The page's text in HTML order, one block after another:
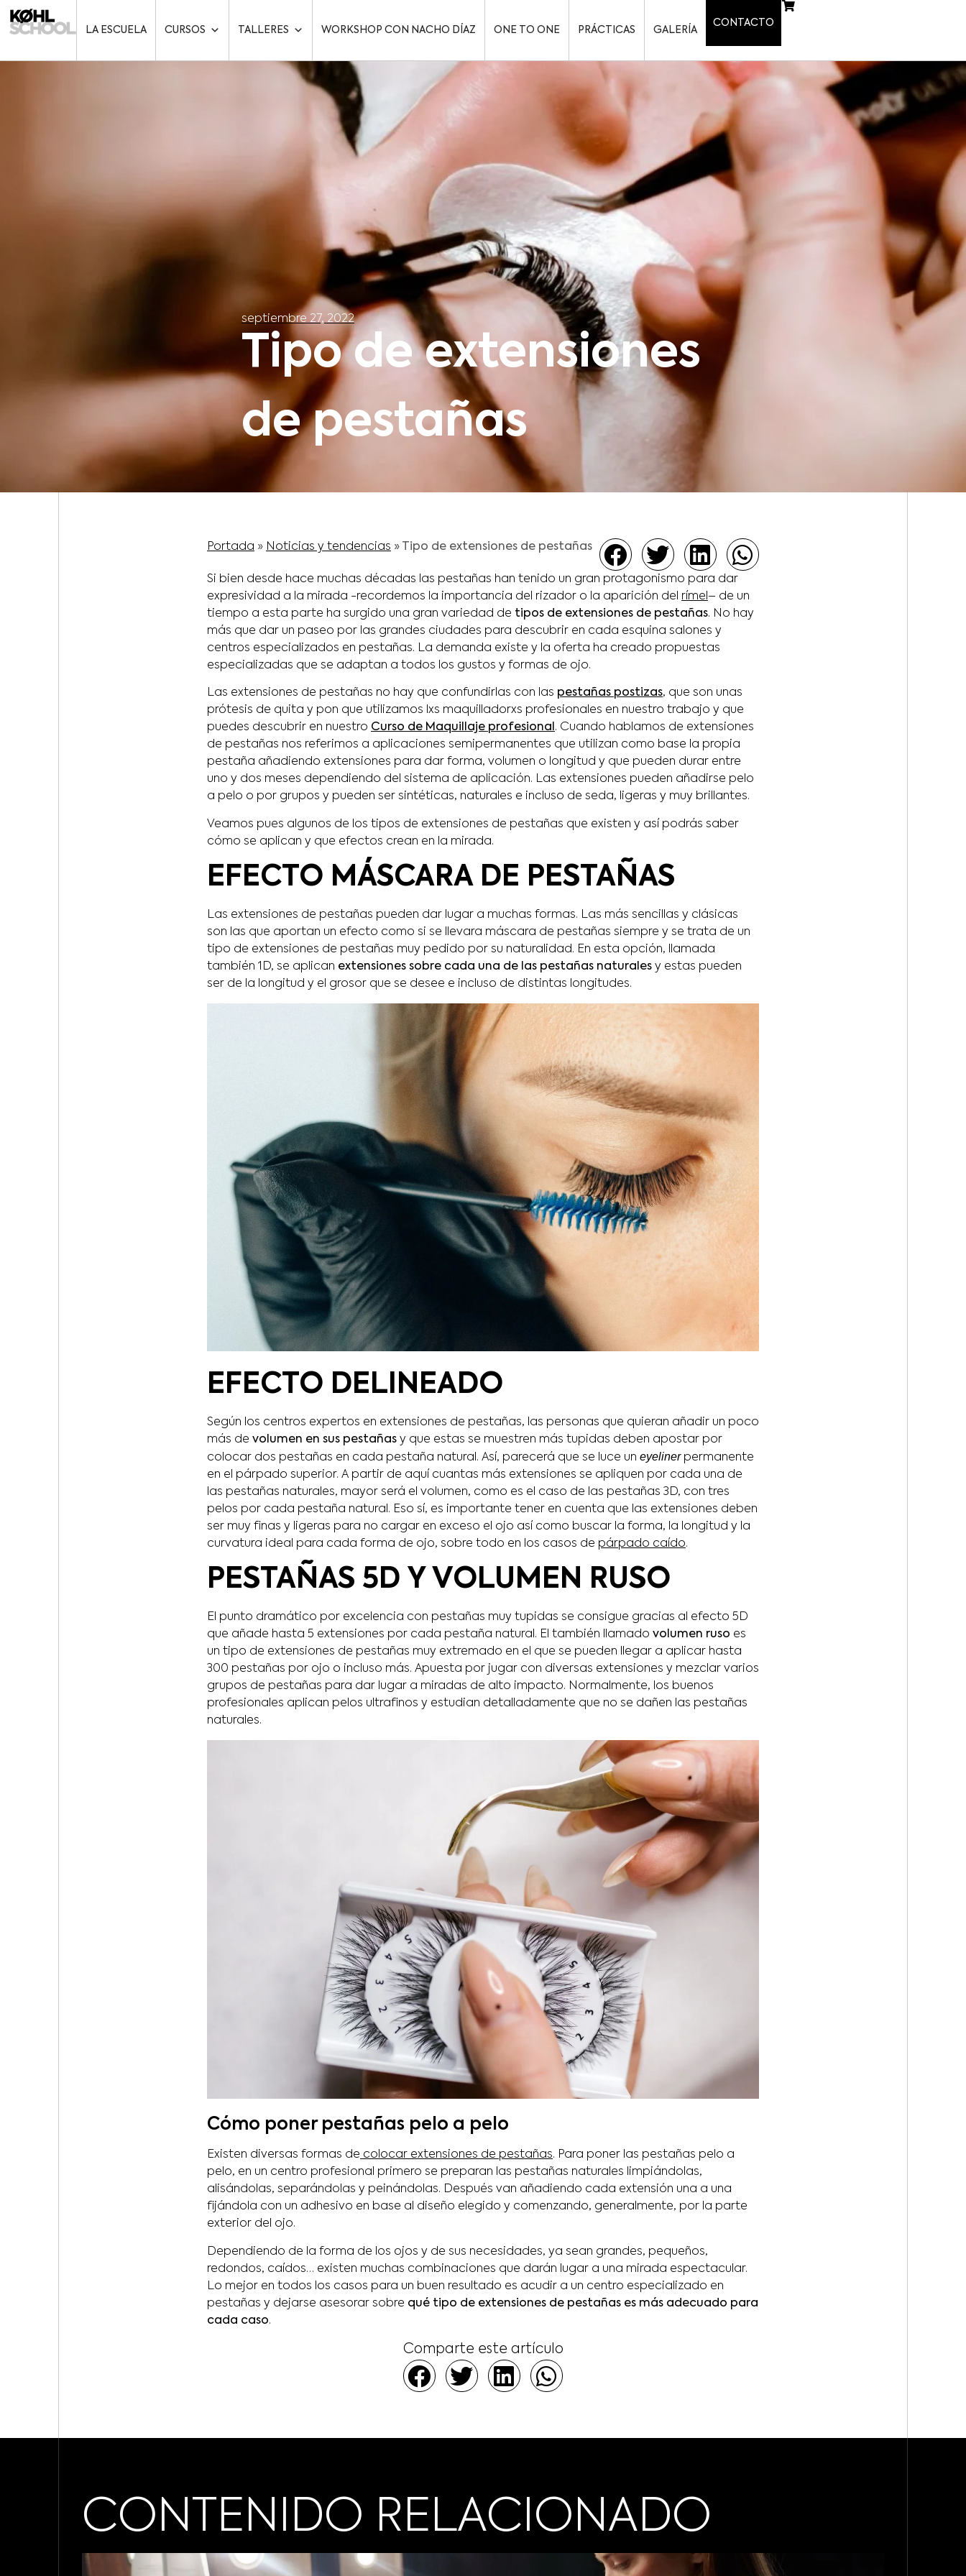
LA ESCUELA CURSOS TALLERES WORKSHOP CON NACHO DÍAZ ONE TO ONE PRÁCTICAS GALERÍA
CONTACTO
septiembre 27, 2022
Tipo de extensiones
de pestañas
Portada » Noticias y tendencias » Tipo de extensiones de pestañas
Si bien desde hace muchas décadas las pestañas han tenido un gran protagonismo para dar
expresividad a la mirada -recordemos la importancia del rizador o la aparición del rímel – de un
tiempo a esta parte ha surgido una gran variedad de tipos de extensiones de pestañas. No hay
más que dar un paseo por las grandes ciudades para descubrir en cada esquina salones y
centros especializados en pestañas. La demanda existe y la oferta ha creado propuestas
especializadas que se adaptan a todos los gustos y formas de ojo.
Las extensiones de pestañas no hay que confundirlas con las pestañas postizas, que son unas
prótesis de quita y pon que utilizamos lxs maquilladorxs profesionales en nuestro trabajo y que
puedes descubrir en nuestro Curso de Maquillaje profesional. Cuando hablamos de extensiones
de pestañas nos referimos a aplicaciones semipermanentes que utilizan como base la propia
pestaña añadiendo extensiones para dar forma, volumen o longitud y que pueden durar entre
uno y dos meses dependiendo del sistema de aplicación. Las extensiones pueden añadirse pelo
a pelo o por grupos y pueden ser sintéticas, naturales e incluso de seda, ligeras y muy brillantes.
Veamos pues algunos de los tipos de extensiones de pestañas que existen y así podrás saber
cómo se aplican y que efectos crean en la mirada.
EFECTO MÁSCARA DE PESTAÑAS
Las extensiones de pestañas pueden dar lugar a muchas formas. Las más sencillas y clásicas
son las que aportan un efecto como si se llevara máscara de pestañas siempre y se trata de un
tipo de extensiones de pestañas muy pedido por su naturalidad. En esta opción, llamada
también 1D, se aplican extensiones sobre cada una de las pestañas naturales y estas pueden
ser de la longitud y el grosor que se desee e incluso de distintas longitudes.
EFECTO DELINEADO
Según los centros expertos en extensiones de pestañas, las personas que quieran añadir un poco
más de volumen en sus pestañas y que estas se muestren más tupidas deben apostar por
colocar dos pestañas en cada pestaña natural. Así, parecerá que se luce un eyeliner permanente
en el párpado superior. A partir de aquí cuantas más extensiones se apliquen por cada una de
las pestañas naturales, mayor será el volumen, como es el caso de las pestañas 3D, con tres
pelos por cada pestaña natural. Eso sí, es importante tener en cuenta que las extensiones deben
ser muy finas y ligeras para no cargar en exceso el ojo así como buscar la forma, la longitud y la
curvatura ideal para cada forma de ojo, sobre todo en los casos de párpado caído.
PESTAÑAS 5D Y VOLUMEN RUSO
El punto dramático por excelencia con pestañas muy tupidas se consigue gracias al efecto 5D
que añade hasta 5 extensiones por cada pestaña natural. El también llamado volumen ruso es
un tipo de extensiones de pestañas muy extremado en el que se pueden llegar a aplicar hasta
300 pestañas por ojo o incluso más. Apuesta por jugar con diversas extensiones y mezclar varios
grupos de pestañas para dar lugar a miradas de alto impacto. Normalmente, los buenos
profesionales aplican pelos ultrafinos y estudian detalladamente que no se dañen las pestañas
naturales.
Cómo poner pestañas pelo a pelo
Existen diversas formas de colocar extensiones de pestañas. Para poner las pestañas pelo a
pelo, en un centro profesional primero se preparan las pestañas naturales limpiándolas,
alisándolas, separándolas y peinándolas. Después van añadiendo cada extensión una a una
fijándola con un adhesivo en base al diseño elegido y comenzando, generalmente, por la parte
exterior del ojo.
Dependiendo de la forma de los ojos y de sus necesidades, ya sean grandes, pequeños,
redondos, caídos… existen muchas combinaciones que darán lugar a una mirada espectacular.
Lo mejor en todos los casos para un buen resultado es acudir a un centro especializado en
pestañas y dejarse asesorar sobre qué tipo de extensiones de pestañas es más adecuado para
cada caso.
Comparte este artículo
CONTENIDO RELACIONADO